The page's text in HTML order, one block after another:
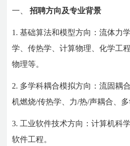
一、招聘方向及专业背景
1.基础算法和模型方向：流体力
学、传热学、计算物理、化学工
物理等。
2. 多学科耦合模拟方向：流固耦
机燃烧/传热学、力/热/声耦合、多
3. 工业软件技术方向：计算机科
软件工程。